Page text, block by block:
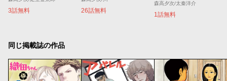
3話無料 26話無料
森高夕次/太秦洋介
1話無料
同じ掲載誌の作品